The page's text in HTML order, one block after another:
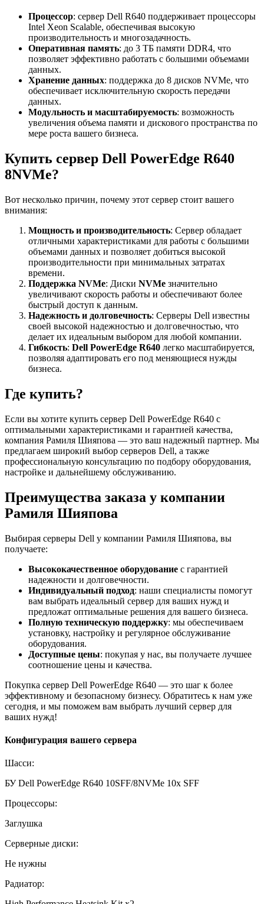
Процессор: сервер Dell R640 поддерживает процессоры
Intel Xeon Scalable, обеспечивая высокую
производительность и многозадачность.
Оперативная память: до 3 ТБ памяти DDR4, что
позволяет эффективно работать с большими объемами
данных.
Хранение данных: поддержка до 8 дисков NVMe, что
обеспечивает исключительную скорость передачи
данных.
Модульность и масштабируемость: возможность
увеличения объема памяти и дискового пространства по
мере роста вашего бизнеса.
Купить сервер Dell PowerEdge R640
8NVMe?
Вот несколько причин, почему этот сервер стоит вашего
внимания:
Мощность и производительность: Сервер обладает
отличными характеристиками для работы с большими
объемами данных и позволяет добиться высокой
производительности при минимальных затратах
времени.
Поддержка NVMe: Диски NVMe значительно
увеличивают скорость работы и обеспечивают более
быстрый доступ к данным.
Надежность и долговечность: Серверы Dell известны
своей высокой надежностью и долговечностью, что
делает их идеальным выбором для любой компании.
Гибкость: Dell PowerEdge R640 легко масштабируется,
позволяя адаптировать его под меняющиеся нужды
бизнеса.
Где купить?
Если вы хотите купить сервер Dell PowerEdge R640 с
оптимальными характеристиками и гарантией качества,
компания Рамиля Шияпова — это ваш надежный партнер. Мы
предлагаем широкий выбор серверов Dell, а также
профессиональную консультацию по подбору оборудования,
настройке и дальнейшему обслуживанию.
Преимущества заказа у компании
Рамиля Шияпова
Выбирая серверы Dell у компании Рамиля Шияпова, вы
получаете:
Высококачественное оборудование с гарантией
надежности и долговечности.
Индивидуальный подход: наши специалисты помогут
вам выбрать идеальный сервер для ваших нужд и
предложат оптимальные решения для вашего бизнеса.
Полную техническую поддержку: мы обеспечиваем
установку, настройку и регулярное обслуживание
оборудования.
Доступные цены: покупая у нас, вы получаете лучшее
соотношение цены и качества.
Покупка сервер Dell PowerEdge R640 — это шаг к более
эффективному и безопасному бизнесу. Обратитесь к нам уже
сегодня, и мы поможем вам выбрать лучший сервер для
ваших нужд!
Конфигурация вашего сервера
Шасси:
БУ Dell PowerEdge R640 10SFF/8NVMe 10x SFF
Процессоры:
Заглушка
Серверные диски:
Не нужны
Радиатор: